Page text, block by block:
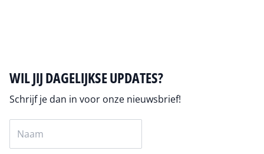
WIL JIJ DAGELIJKSE UPDATES?
Schrijf je dan in voor onze nieuwsbrief!